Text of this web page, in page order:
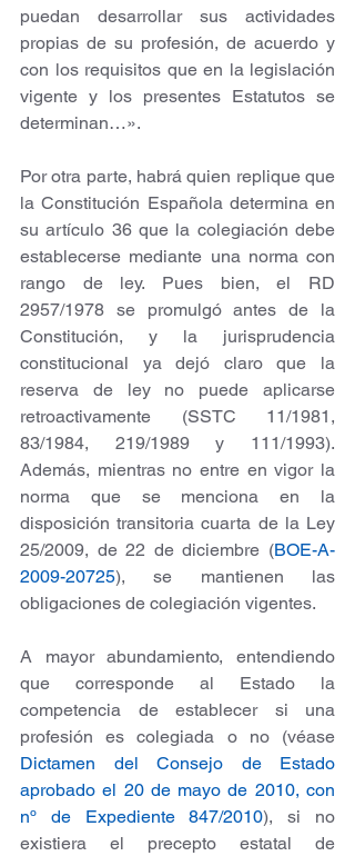
puedan desarrollar sus actividades
propias de su profesión, de acuerdo y
con los requisitos que en la legislación
vigente y los presentes Estatutos se
determinan…».
Por otra parte, habrá quien replique que
la Constitución Española determina en
su artículo 36 que la colegiación debe
establecerse mediante una norma con
rango de ley. Pues bien, el RD
2957/1978 se promulgó antes de la
Constitución, y la jurisprudencia
constitucional ya dejó claro que la
reserva de ley no puede aplicarse
retroactivamente (SSTC 11/1981,
83/1984, 219/1989 y 111/1993).
Además, mientras no entre en vigor la
norma que se menciona en la
disposición transitoria cuarta de la Ley
25/2009, de 22 de diciembre (BOE-A-
2009-20725), se mantienen las
obligaciones de colegiación vigentes.
A mayor abundamiento, entendiendo
que corresponde al Estado la
competencia de establecer si una
Dictamen del Consejo de Estado
aprobado el 20 de mayo de 2010, con
nº de Expediente 847/2010), si no
existiera el precepto estatal de